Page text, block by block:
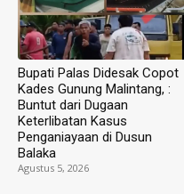
Bupati Palas Didesak Copot
Kades Gunung Malintang, :
Buntut dari Dugaan
Keterlibatan Kasus
Penganiayaan di Dusun
Balaka
Agustus 5, 2026